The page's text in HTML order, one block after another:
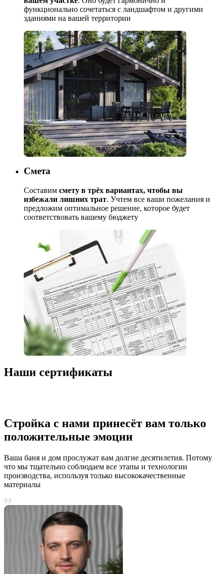
функционально сочетаться с ландшафтом и другими
зданиями на вашей территории
Смета
Составим смету в трёх вариантах, чтобы вы
избежали лишних трат. Учтем все ваши пожелания и
предложим оптимальное решение, которое будет
соответствовать вашему бюджету
Наши сертификаты
Стройка с нами принесёт вам только
положительные эмоции
Ваша баня и дом прослужат вам долгие десятилетия. Потому
что мы тщательно соблюдаем все этапы и технологии
производства, используя только высококачественные
материалы